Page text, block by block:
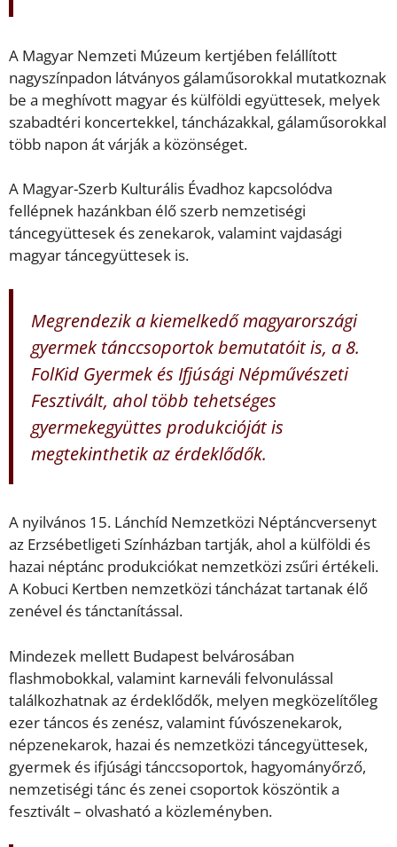
A Magyar Nemzeti Múzeum kertjében felállított
nagyszínpadon látványos gálaműsorokkal mutatkoznak
be a meghívott magyar és külföldi együttesek, melyek
szabadtéri koncertekkel, táncházakkal, gálaműsorokkal
több napon át várják a közönséget.
A Magyar-Szerb Kulturális Évadhoz kapcsolódva
fellépnek hazánkban élő szerb nemzetiségi
táncegyüttesek és zenekarok, valamint vajdasági
magyar táncegyüttesek is.
Megrendezik a kiemelkedő magyarországi
gyermek tánccsoportok bemutatóit is, a 8.
FolKid Gyermek és Ifjúsági Népművészeti
Fesztivált, ahol több tehetséges
gyermekegyüttes produkcióját is
megtekinthetik az érdeklődők.
A nyilvános 15. Lánchíd Nemzetközi Néptáncversenyt
az Erzsébetligeti Színházban tartják, ahol a külföldi és
hazai néptánc produkciókat nemzetközi zsűri értékeli.
A Kobuci Kertben nemzetközi táncházat tartanak élő
zenével és tánctanítással.
Mindezek mellett Budapest belvárosában
flashmobokkal, valamint karneváli felvonulással
találkozhatnak az érdeklődők, melyen megközelítőleg
ezer táncos és zenész, valamint fúvószenekarok,
népzenekarok, hazai és nemzetközi táncegyüttesek,
gyermek és ifjúsági tánccsoportok, hagyományőrző,
nemzetiségi tánc és zenei csoportok köszöntik a
fesztivált – olvasható a közleményben.